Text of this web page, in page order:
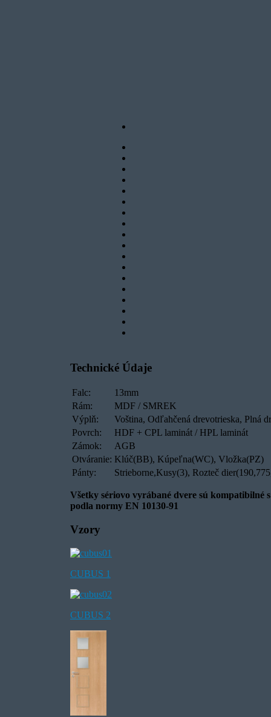
Technické Údaje
Falc:
13mm
Rám:
MDF / SMREK
Výplň:
Voština, Odľahčená drevotrieska, Plná
Povrch:
HDF + CPL laminát / HPL laminát
Zámok:
AGB
Otváranie: Klúč(BB), Kúpeľna(WC), Vložka(PZ)
Pánty:
Strieborne,Kusy(3), Rozteč
Všetky sériovo vyrábané dvere sú kompatibilné
podla normy EN 10130-91
Vzory
CUBUS 1
CUBUS 2